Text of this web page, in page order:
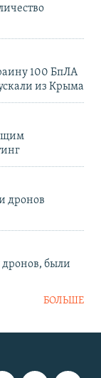
100 БпЛА
из Крыма
дронов
дронов, были
БОЛЬШЕ